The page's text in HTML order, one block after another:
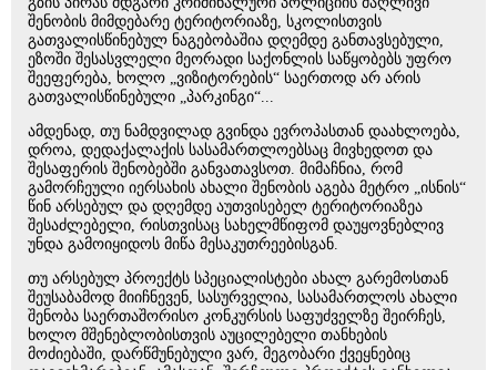
შენობის მიმდებარე ტერიტორიაზე, სკოლისთვის
გათვალისწინებულ ნაგებობაშია დღემდე განთავსებული,
ეზოში შესასვლელი მეორადი საქონლის საწყობებს უფრო
შეეფერება, ხოლო „ვიზიტორების“ საერთოდ არ არის
გათვალისწინებული „პარკინგი“...
ამდენად, თუ ნამდვილად გვინდა ევროპასთან დაახლოება,
დროა, დედაქალაქის სასამართლოებსაც მივხედოთ და
შესაფერის შენობებში განვათავსოთ. მიმაჩნია, რომ
გამორჩეული იერსახის ახალი შენობის აგება მეტრო „ისნის“
წინ არსებულ და დღემდე აუთვისებელ ტერიტორიაზეა
შესაძლებელი, რისთვისაც სახელმწიფომ დაუყოვნებლივ
უნდა გამოიყიდოს მიწა მესაკუთრეებისგან.
თუ არსებულ პროექტს სპეციალისტები ახალ გარემოსთან
შეუსაბამოდ მიიჩნევენ, სასურველია, სასამართლოს ახალი
შენობა საერთაშორისო კონკურსის საფუძველზე შეირჩეს,
ხოლო მშენებლობისთვის აუცილებელი თანხების
მოძიებაში, დარწმუნებული ვარ, მეგობარი ქვეყნებიც